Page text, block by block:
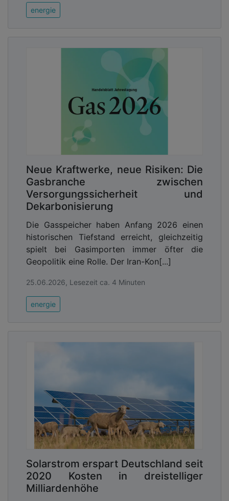
energie
Neue Kraftwerke, neue Risiken: Die
Gasbranche zwischen
Versorgungssicherheit und
Dekarbonisierung
Die Gasspeicher haben Anfang 2026 einen
historischen Tiefstand erreicht, gleichzeitig
spielt bei Gasimporten immer öfter die
Geopolitik eine Rolle. Der Iran-Kon[...]
25.06.2026, Lesezeit ca. 4 Minuten
energie
Solarstrom erspart Deutschland seit
2020 Kosten in dreistelliger
Milliardenhöhe